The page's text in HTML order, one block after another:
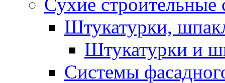
Штукатурки,
Штукатурки и
Системы